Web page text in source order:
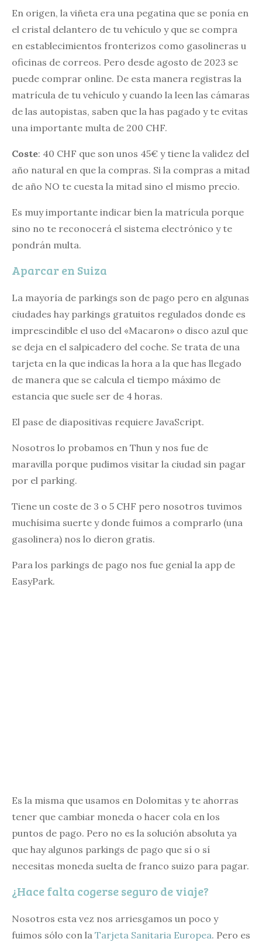
En origen, la viñeta era una pegatina que se ponía en
el cristal delantero de tu vehículo y que se compra
en establecimientos fronterizos como gasolineras u
oficinas de correos. Pero desde agosto de 2023 se
puede comprar online. De esta manera registras la
matrícula de tu vehículo y cuando la leen las cámaras
de las autopistas, saben que la has pagado y te evitas
una importante multa de 200 CHF.
Coste: 40 CHF que son unos 45€ y tiene la validez del
año natural en que la compras. Si la compras a mitad
de año NO te cuesta la mitad sino el mismo precio.
Es muy importante indicar bien la matrícula porque
sino no te reconocerá el sistema electrónico y te
pondrán multa.
Aparcar en Suiza
La mayoría de parkings son de pago pero en algunas
ciudades hay parkings gratuitos regulados donde es
imprescindible el uso del «Macaron» o disco azul que
se deja en el salpicadero del coche. Se trata de una
tarjeta en la que indicas la hora a la que has llegado
de manera que se calcula el tiempo máximo de
estancia que suele ser de 4 horas.
El pase de diapositivas requiere JavaScript.
Nosotros lo probamos en Thun y nos fue de
maravilla porque pudimos visitar la ciudad sin pagar
por el parking.
Tiene un coste de 3 o 5 CHF pero nosotros tuvimos
muchísima suerte y donde fuimos a comprarlo (una
gasolinera) nos lo dieron gratis.
Para los parkings de pago nos fue genial la app de
EasyPark.
Es la misma que usamos en Dolomitas y te ahorras
tener que cambiar moneda o hacer cola en los
puntos de pago. Pero no es la solución absoluta ya
que hay algunos parkings de pago que sí o sí
necesitas moneda suelta de franco suizo para pagar.
¿Hace falta cogerse seguro de viaje?
Nosotros esta vez nos arriesgamos un poco y
fuimos sólo con la Tarjeta Sanitaria Europea. Pero es